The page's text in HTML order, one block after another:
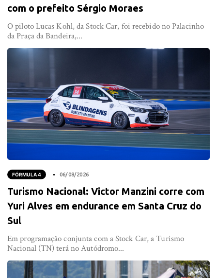
com o prefeito Sérgio Moraes
O piloto Lucas Kohl, da Stock Car, foi recebido no Palacinho
da Praça da Bandeira,...
FÓRMULA 4 06/08/2026
Turismo Nacional: Victor Manzini corre com
Yuri Alves em endurance em Santa Cruz do
Sul
Em programação conjunta com a Stock Car, a Turismo
Nacional (TN) terá no Autódromo...